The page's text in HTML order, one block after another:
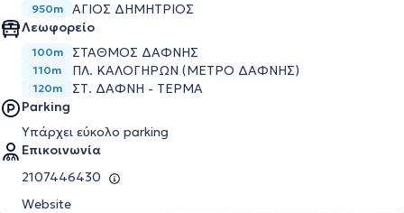
950m
ΆΓΙΟΣ ΔΗΜΉΤΡΙΟΣ
Λεωφορείο
100m ΣΤΑΘΜΟΣ ΔΑΦΝΗΣ
110m ΠΛ. ΚΑΛΟΓΗΡΩΝ (ΜΕΤΡΟ ΔΑΦΝΗΣ)
120m
ΣΤ. ΔΑΦΝΗ - ΤΕΡΜΑ
Parking
Υπάρχει εύκολο parking
Επικοινωνία
2107446430
Website